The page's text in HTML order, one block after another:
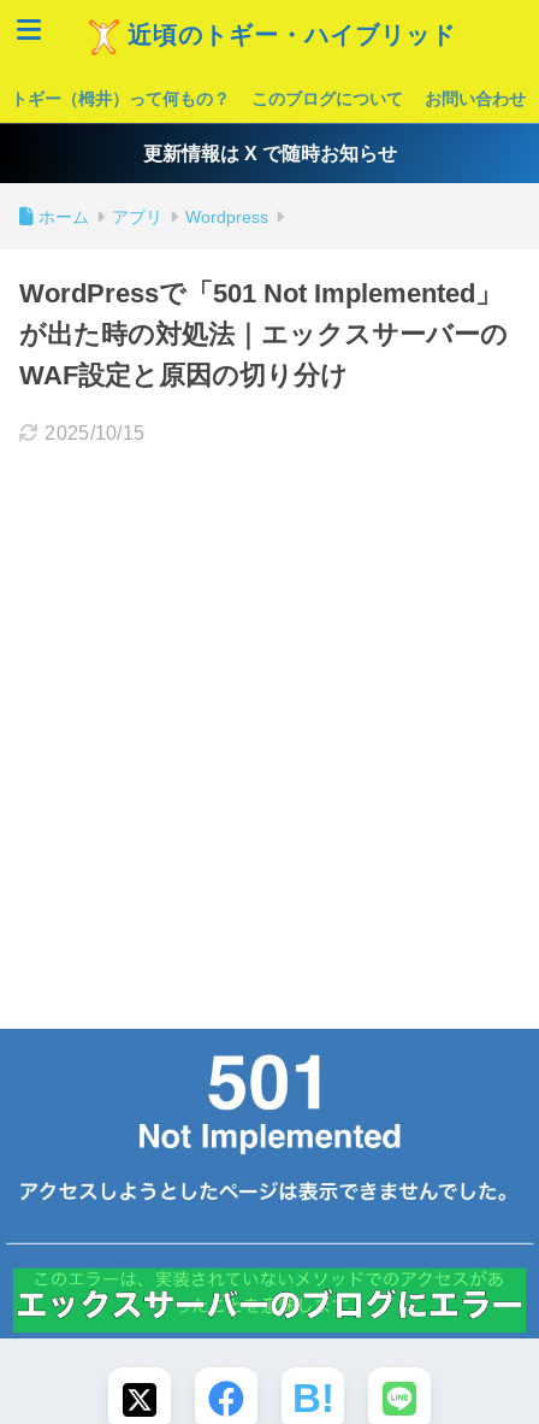
近頃のトギー・ハイブリッド
トギー（栂井）って何もの？ このブログについて お問い合わせ
更新情報は X で随時お知らせ
ホーム アプリ Wordpress
WordPressで「501 Not Implemented」
が出た時の対処法｜エックスサーバーの
WAF設定と原因の切り分け
2025/10/15